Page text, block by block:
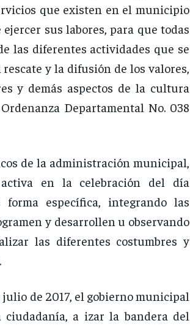
que existen en el municipio
sus labores, para que todas
las diferentes actividades que se
y la difusión de los valores,
y demás aspectos de la cultura
Departamental No. 038
de la administración municipal,
en la celebración del día
específica, integrando las
y desarrollen u observando
las diferentes costumbres y
de 2017, el gobierno municipal
a izar la bandera del